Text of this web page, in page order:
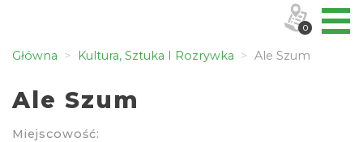
Główna Kultura, Sztuka I Rozrywka Ale Szum
Ale Szum
Miejscowość:
0